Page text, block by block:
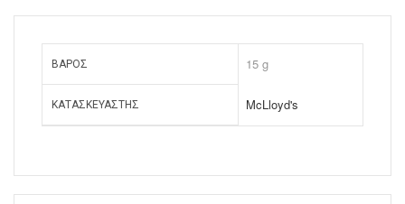
ΒΆΡΟΣ 15 g
ΚΑΤΑΣΚΕΥΑΣΤΉΣ McLloyd's